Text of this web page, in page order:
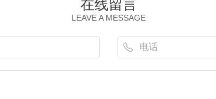
在线留言
LEAVE A MESSAGE